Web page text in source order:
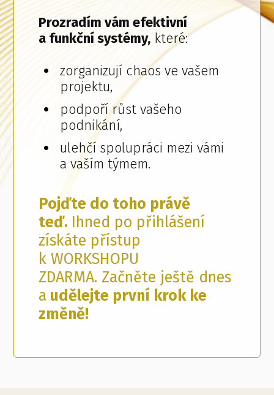
Prozradím vám efektivní
a funkční systémy, které:
zorganizují chaos ve vašem
projektu,
podpoří růst vašeho
podnikání,
ulehčí spolupráci mezi vámi
a vaším týmem.
Pojďte do toho právě
teď. Ihned po přihlášení
získáte přístup
k WORKSHOPU
ZDARMA. Začněte ještě dnes
a udělejte první krok ke
změně!